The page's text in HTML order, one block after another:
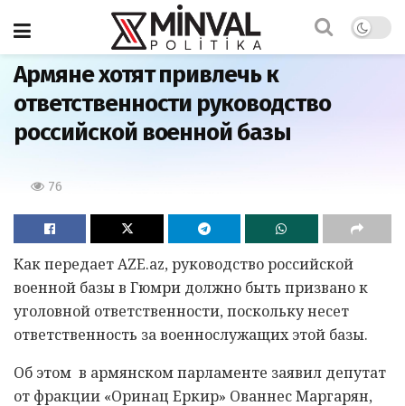
Главная
Армяне хотят привлечь к
ответственности руководство
российской военной базы
76
Как передает AZE.az, руководство российской
военной базы в Гюмри должно быть призвано к
уголовной ответственности, поскольку несет
ответственность за военнослужащих этой базы.
Об этом в армянском парламенте заявил депутат
от фракции «Оринац Еркир» Ованнес Маргарян,